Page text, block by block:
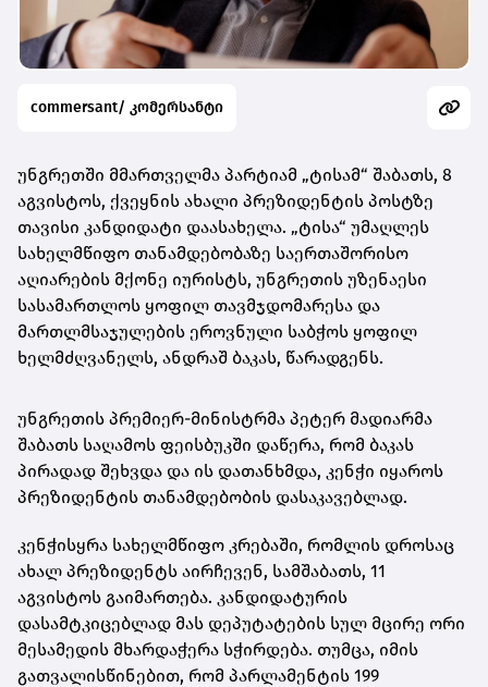
commersant/ კომერსანტი
უნგრეთში მმართველმა პარტიამ „ტისამ“ შაბათს, 8
აგვისტოს, ქვეყნის ახალი პრეზიდენტის პოსტზე
თავისი კანდიდატი დაასახელა. „ტისა“ უმაღლეს
სახელმწიფო თანამდებობაზე საერთაშორისო
აღიარების მქონე იურისტს, უნგრეთის უზენაესი
სასამართლოს ყოფილ თავმჯდომარესა და
მართლმსაჯულების ეროვნული საბჭოს ყოფილ
ხელმძღვანელს, ანდრაშ ბაკას, წარადგენს.
უნგრეთის პრემიერ-მინისტრმა პეტერ მადიარმა
შაბათს საღამოს ფეისბუკში დაწერა, რომ ბაკას
პირადად შეხვდა და ის დათანხმდა, კენჭი იყაროს
პრეზიდენტის თანამდებობის დასაკავებლად.
კენჭისყრა სახელმწიფო კრებაში, რომლის დროსაც
ახალ პრეზიდენტს აირჩევენ, სამშაბათს, 11
აგვისტოს გაიმართება. კანდიდატურის
დასამტკიცებლად მას დეპუტატების სულ მცირე ორი
მესამედის მხარდაჭერა სჭირდება. თუმცა, იმის
გათვალისწინებით, რომ პარლამენტის 199